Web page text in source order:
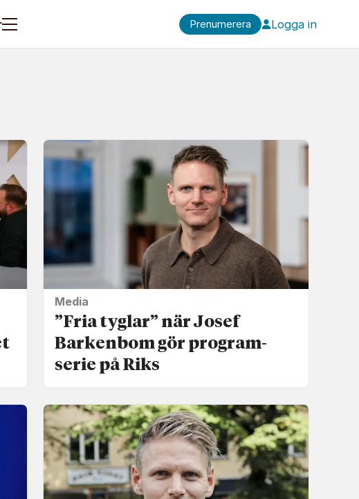
Prenumerera Logga in
Media
”Fria tyglar” när Josef
Barkenbom gör program­
serie på Riks